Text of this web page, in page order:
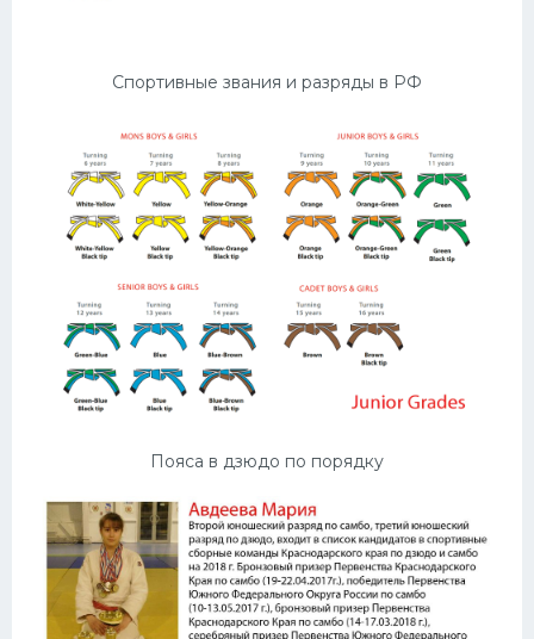
Спортивные звания и разряды в РФ
Пояса в дзюдо по порядку
Конькобежный спорт
Тренажеры
Интерьер квартиры